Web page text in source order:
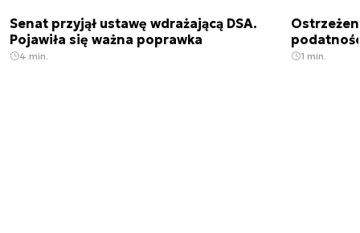
Senat przyjął ustawę wdrażającą DSA.
Pojawiła się ważna poprawka
4 min. 1 min.